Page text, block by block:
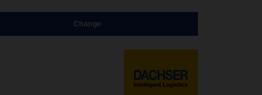
Change